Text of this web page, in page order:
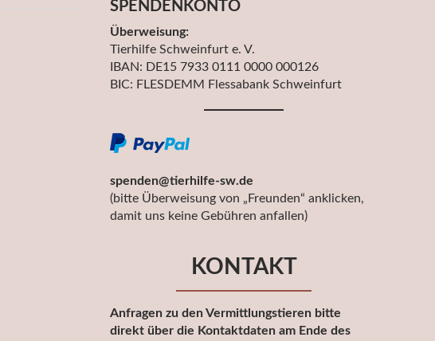
SPENDENKONTO
Überweisung:
Tierhilfe Schweinfurt e. V.
IBAN: DE15 7933 0111 0000 000126
BIC: FLESDEMM Flessabank Schweinfurt
spenden@tierhilfe-sw.de
(bitte Überweisung von „Freunden“ anklicken,
damit uns keine Gebühren anfallen)
KONTAKT
Anfragen zu den Vermittlungstieren bitte
direkt über die Kontaktdaten am Ende des